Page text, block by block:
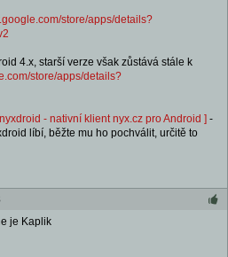
store/apps/details?
4.x, starší verze však zůstává stále k
store/apps/details?
- nativní klient nyx.cz pro Android ] -
líbí, běžte mu ho pochválit, určitě to
je Kaplik